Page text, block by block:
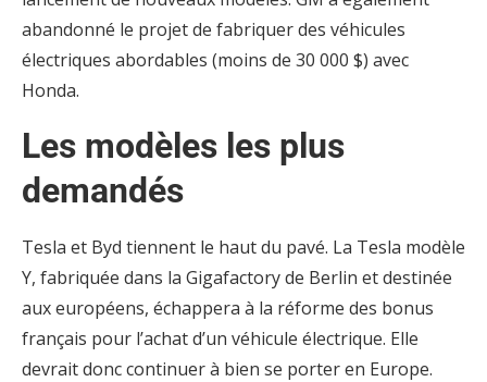
abandonné le projet de fabriquer des véhicules
électriques abordables (moins de 30 000 $) avec
Honda.
Les modèles les plus
demandés
Tesla et Byd tiennent le haut du pavé. La Tesla modèle
Y, fabriquée dans la Gigafactory de Berlin et destinée
aux européens, échappera à la réforme des bonus
français pour l’achat d’un véhicule électrique. Elle
devrait donc continuer à bien se porter en Europe.